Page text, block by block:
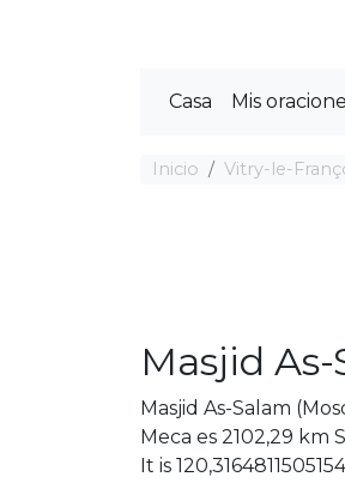
Casa Mis
Inicio Vitry-le-
Masjid
Masjid As-Salam
Meca es 2102,29 km
It is